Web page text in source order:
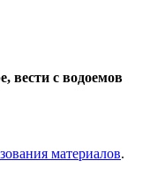
вести с водоемов
материалов.